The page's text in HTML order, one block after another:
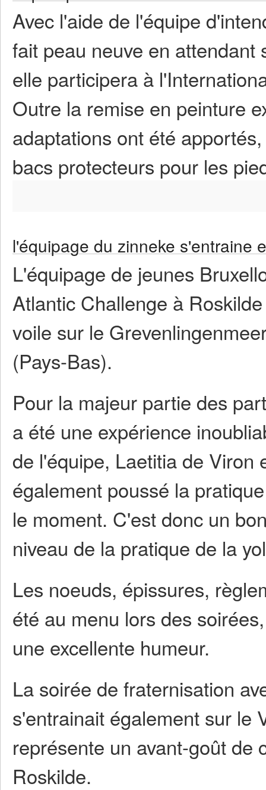
Avec l'aide de l'équipe
fait peau neuve en
elle participera à
Outre la remise en peinture
adaptations ont été
bacs protecteurs pour les
l'équipage du zinneke s'entraine
L'équipage de jeunes
Atlantic Challenge à
voile sur le
(Pays-Bas).
Pour la majeur partie des
a été une expérience
de l'équipe, Laetitia de Viron
également poussé la
le moment. C'est donc un
niveau de la pratique de la
Les noeuds, épissures,
été au menu lors des
une excellente humeur.
La soirée de fraternisation
s'entrainait également sur le
représente un avant-goût de
Roskilde.